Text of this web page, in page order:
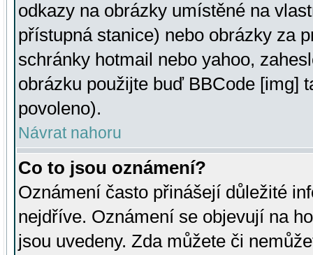
odkazy na obrázky umístěné na
přístupná stanice) nebo obrázky za
schránky hotmail nebo yahoo,
obrázku použijte buď BBCode [img]
povoleno).
Návrat nahoru
Co to jsou oznámení?
Oznámení často přinášejí důležité
nejdříve. Oznámení se objevují na
jsou uvedeny. Zda můžete či